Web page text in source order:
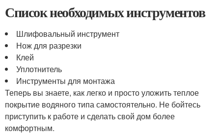
Список необходимых инструментов
Шлифовальный инструмент
Нож для разрезки
Клей
Уплотнитель
Инструменты для монтажа
Теперь вы знаете, как легко и просто уложить теплое
покрытие водяного типа самостоятельно. Не бойтесь
приступить к работе и сделать свой дом более
комфортным.